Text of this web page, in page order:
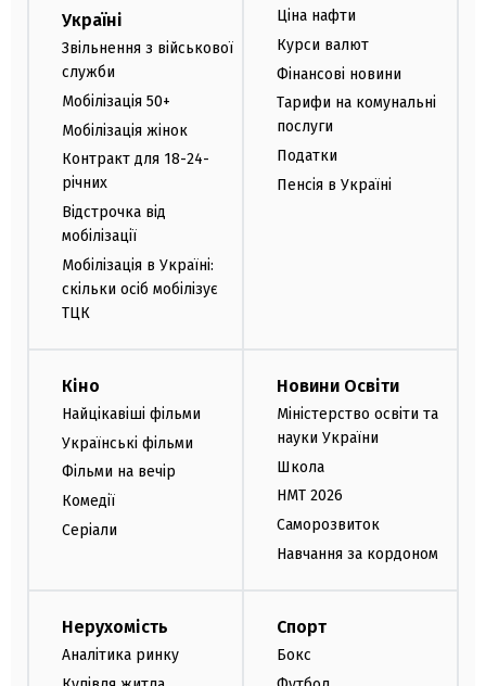
Україні
Звільнення з військової
служби
Мобілізація 50+
Мобілізація жінок
Контракт для 18-24-
річних
Відстрочка від
мобілізації
Мобілізація в Україні:
скільки осіб мобілізує
ТЦК
Ціна нафти
Курси валют
Фінансові новини
Тарифи на комунальні
послуги
Податки
Пенсія в Україні
Кіно
Найцікавіші фільми
Українські фільми
Фільми на вечір
Комедії
Серіали
Новини Освіти
Міністерство освіти та
науки України
Школа
НМТ 2026
Саморозвиток
Навчання за кордоном
Нерухомість
Аналітика ринку
Спорт
Бокс